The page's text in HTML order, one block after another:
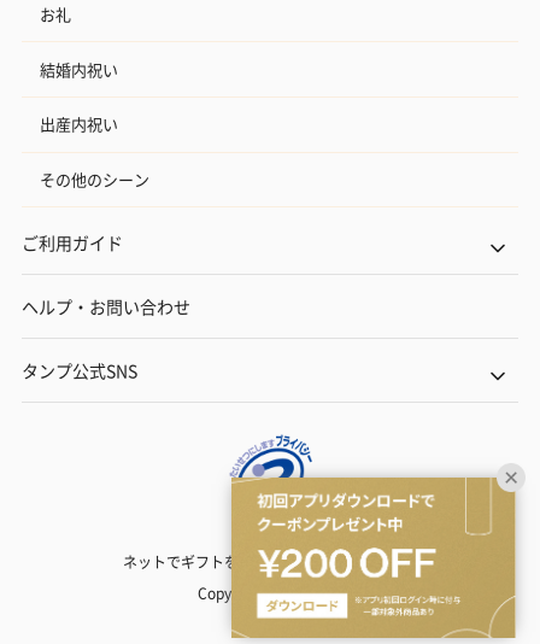
お礼
結婚内祝い
出産内祝い
その他のシーン
ご利用ガイド
ヘルプ・お問い合わせ
タンプ公式SNS
ネットでギフトを贈るなら | TANP（タンプ）
Copyright© TANP Inc.